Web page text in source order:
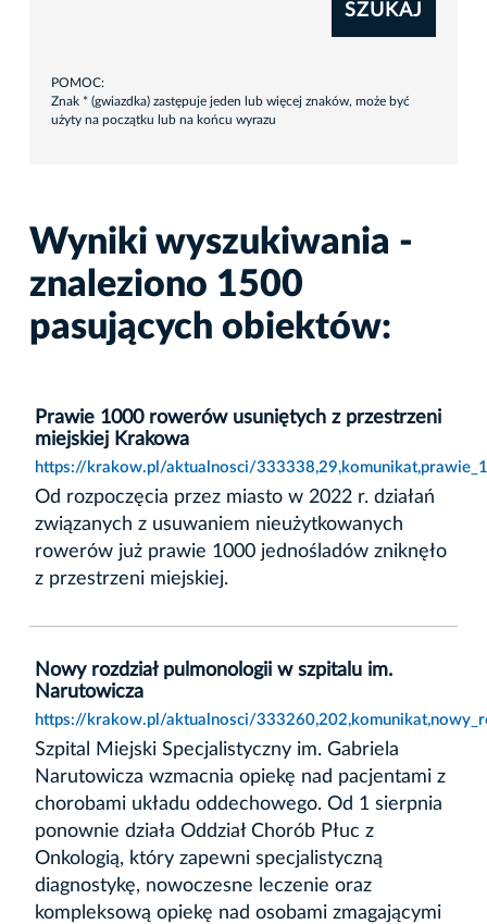
SZUKAJ
POMOC:
Znak * (gwiazdka) zastępuje jeden lub więcej znaków, może być
użyty na początku lub na końcu wyrazu
Wyniki wyszukiwania -
znaleziono 1500
pasujących obiektów:
Prawie 1000 rowerów usuniętych z przestrzeni
miejskiej Krakowa
https://krakow.pl/aktualnosci/
Od rozpoczęcia przez miasto w 2022 r. działań
związanych z usuwaniem nieużytkowanych
rowerów już prawie 1000 jednośladów zniknęło
z przestrzeni miejskiej.
Nowy rozdział pulmonologii w szpitalu im.
Narutowicza
https://krakow.pl/aktualnosci/
Szpital Miejski Specjalistyczny im. Gabriela
Narutowicza wzmacnia opiekę nad pacjentami z
chorobami układu oddechowego. Od 1 sierpnia
ponownie działa Oddział Chorób Płuc z
Onkologią, który zapewni specjalistyczną
diagnostykę, nowoczesne leczenie oraz
kompleksową opiekę nad osobami zmagającymi